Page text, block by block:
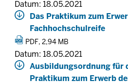
Datum: 18.05.2021
Das Praktikum zum
Fachhochschulreife
PDF, 2,94 MB
Datum: 18.05.2021
Ausbildungsordnung für
Praktikum zum Erwerb